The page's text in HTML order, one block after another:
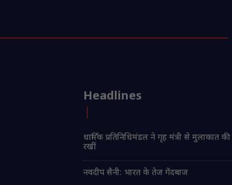
Headlines
धार्मिक प्रतिनिधिमंडल ने गृह मंत्री से मुलाकात
रखीं
नवदीप सैनी: भारत के तेज गेंदबाज